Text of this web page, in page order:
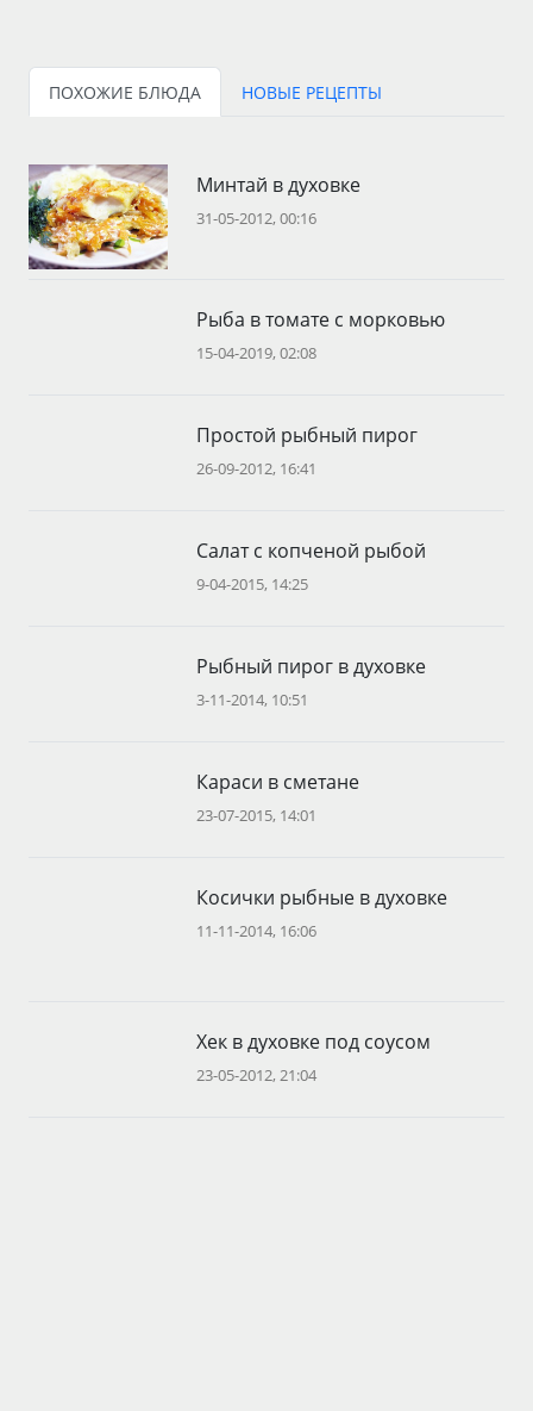
ПОХОЖИЕ БЛЮДА НОВЫЕ РЕЦЕПТЫ
Минтай в духовке
31-05-2012, 00:16
Рыба в томате с морковью
15-04-2019, 02:08
Простой рыбный пирог
26-09-2012, 16:41
Салат с копченой рыбой
9-04-2015, 14:25
Рыбный пирог в духовке
3-11-2014, 10:51
Караси в сметане
23-07-2015, 14:01
Косички рыбные в духовке
11-11-2014, 16:06
Хек в духовке под соусом
23-05-2012, 21:04